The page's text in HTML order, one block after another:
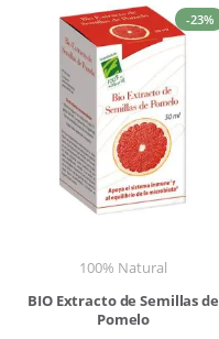
-23%
100% Natural
BIO Extracto de Semillas de
Pomelo